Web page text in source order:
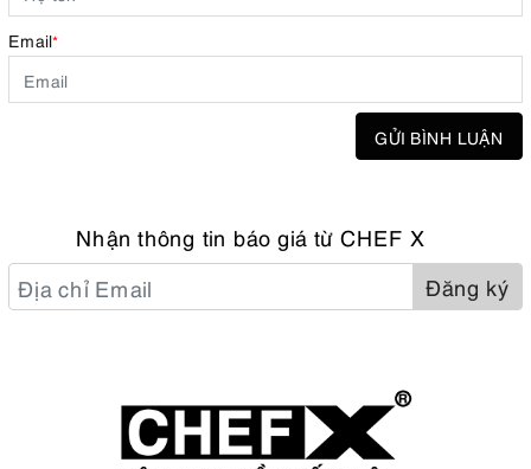
Email*
GỬI BÌNH LUẬN
Nhận thông tin báo giá từ CHEF X
Đăng ký